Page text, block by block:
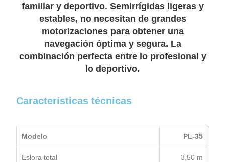
familiar y deportivo. Semirrígidas ligeras y
estables, no necesitan de grandes
motorizaciones para obtener una
navegación óptima y segura. La
combinación perfecta entre lo profesional y
lo deportivo.
Características técnicas
Modelo PL-35
Eslora total 3,50 m